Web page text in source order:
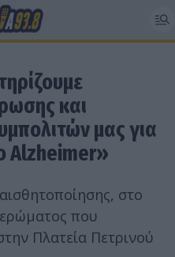
και
μας για
Alzheimer»
στο
που
Πλατεία Πετρινού